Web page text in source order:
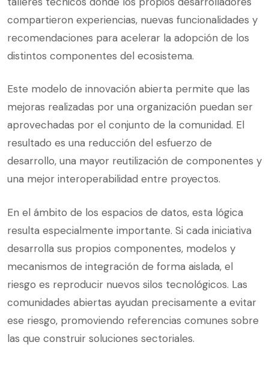
compartieron experiencias, nuevas funcionalidades y
recomendaciones para acelerar la adopción de los
distintos componentes del ecosistema.
Este modelo de innovación abierta permite que las
mejoras realizadas por una organización puedan ser
aprovechadas por el conjunto de la comunidad. El
resultado es una reducción del esfuerzo de
desarrollo, una mayor reutilización de componentes y
una mejor interoperabilidad entre proyectos.
En el ámbito de los espacios de datos, esta lógica
resulta especialmente importante. Si cada iniciativa
desarrolla sus propios componentes, modelos y
mecanismos de integración de forma aislada, el
riesgo es reproducir nuevos silos tecnológicos. Las
comunidades abiertas ayudan precisamente a evitar
ese riesgo, promoviendo referencias comunes sobre
las que construir soluciones sectoriales.